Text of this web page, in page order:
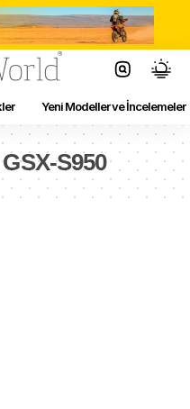
Yeni Modeller ve İncelemeler
S950